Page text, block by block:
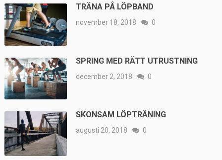
TRÄNA PÅ LÖPBAND
november 18, 2018 0
SPRING MED RÄTT UTRUSTNING
december 2, 2018 0
SKONSAM LÖPTRÄNING
augusti 20, 2018 0